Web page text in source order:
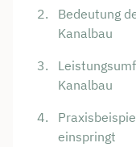
Bedeutung
Kanalbau
Kanalbau
einspringt